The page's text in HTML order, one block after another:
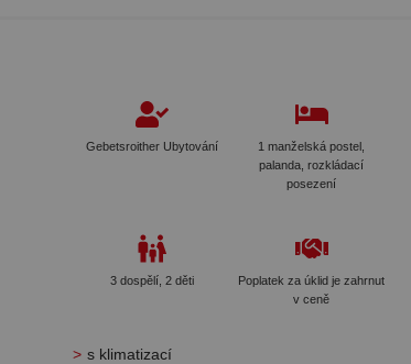
Gebetsroither Ubytování
1 manželská postel,
palanda, rozkládací
posezení
3 dospělí, 2 děti
Poplatek za úklid je zahrnut
v ceně
s klimatizací